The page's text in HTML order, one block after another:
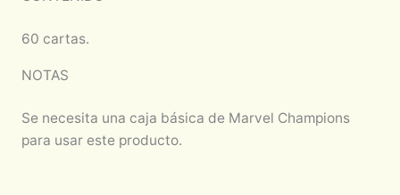
60 cartas.
NOTAS
Se necesita una caja básica de Marvel Champions
para usar este producto.